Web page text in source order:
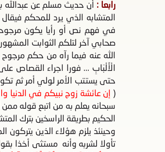
رابعا : أن حديث مسلم عن عبدالله
المتشابه الذي يرد للمحكم
في فهم نص أو رأيا يكون
صحابي آخر لتلكم الثوابت
الله عنه فيما رآه من حكم
الْأَلْبَابِ ... فورا اجراء القصاص
حتى يستتب الأمر لولي أمر ثم
(
إن عائشة زوج نبيكم في الدنيا
سبحانه يعلم به من اتبع قوله ممن
الحكيم بطريقة الراسخين بترك
وحينئذ يلزم هؤلاء الذين
تأولا لشربه وأنه مستثى أخذا